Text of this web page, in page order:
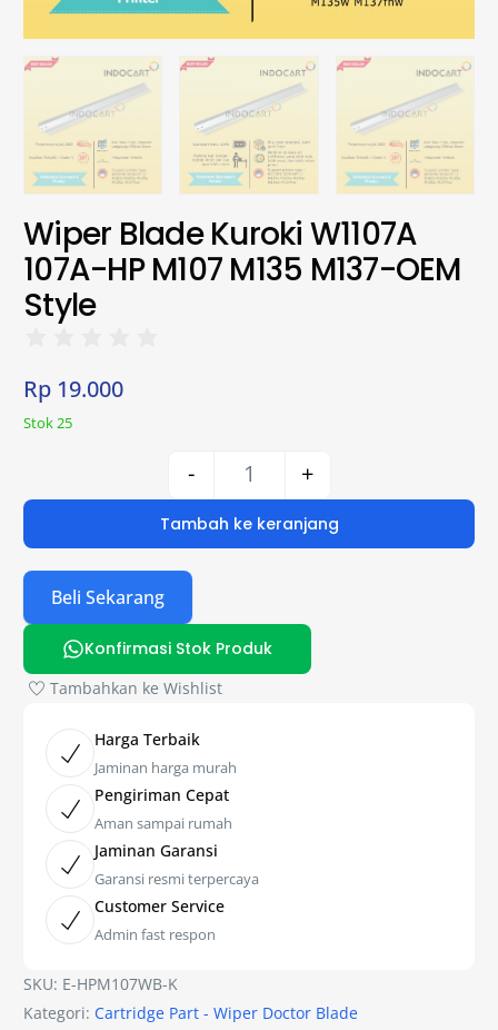
Wiper Blade Kuroki W1107A
107A-HP M107 M135 M137-OEM
Style
Rp 19.000
Stok 25
- +
Tambah ke keranjang
Beli Sekarang
Konfirmasi Stok Produk
Tambahkan ke Wishlist
Harga Terbaik
Jaminan harga murah
Pengiriman Cepat
Aman sampai rumah
Jaminan Garansi
Garansi resmi terpercaya
Customer Service
Admin fast respon
SKU: E-HPM107WB-K
Kategori: Cartridge Part - Wiper Doctor Blade